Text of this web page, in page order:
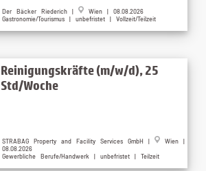
Der Bäcker Riederich |
Wien | 08.08.2026
Gastronomie/Tourismus | unbefristet | Vollzeit/Teilzeit
Reinigungskräfte (m/w/d), 25
Std/Woche
STRABAG Property and Facility Services GmbH |
Wien |
08.08.2026
Gewerbliche Berufe/Handwerk | unbefristet | Teilzeit